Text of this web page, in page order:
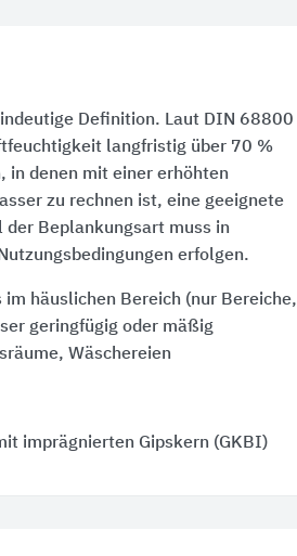
Definition. Laut DIN 68800
langfristig über 70 %
in denen mit einer erhöhten
zu rechnen ist, eine geeignete
Beplankungsart muss in
erfolgen.
im häuslichen Bereich (nur Bereiche,
geringfügig oder mäßig
Wäschereien
imprägnierten Gipskern (GKBI)